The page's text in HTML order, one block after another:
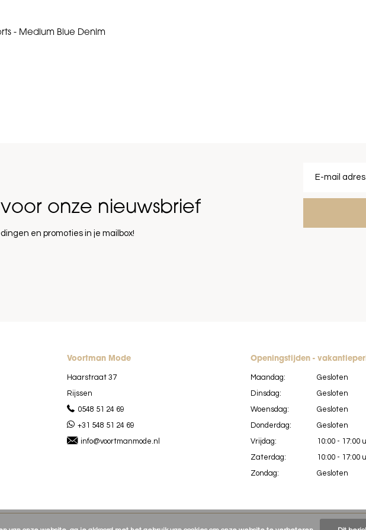
- Medium Blue Denim
onze nieuwsbrief
en promoties in je mailbox!
Voortman Mode
Haarstraat 37
Rijssen
0548 51 24 69
+31 548 51 24 69
info@voortmanmode.nl
Openingstijden -
Maandag:
Dinsdag:
Woensdag:
Donderdag:
Vrijdag:
Zaterdag:
Zondag:
Gesloten
Gesloten
Gesloten
Gesloten
10:00 - 17:00
10:00 - 17:00
Gesloten